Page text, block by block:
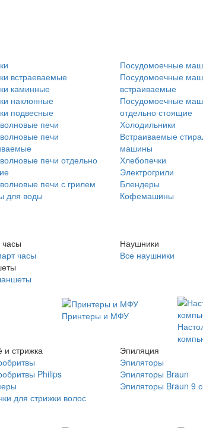
встраеваемые
каминные
наклонные
подвесные
печи
печи
печи отдельно
печи с грилем
для воды
Посудомоечные
Посудомоечные
встраиваемые
Посудомоечные
отдельно стоящие
Холодильники
Встраиваемые
машины
Хлебопечки
Электрогрили
Блендеры
Кофемашины
часы
Наушники
Все наушники
Принтеры и МФУ
и стрижка
Philips
для стрижки волос
Эпиляция
Эпиляторы
Эпиляторы Braun
Эпиляторы Braun 9